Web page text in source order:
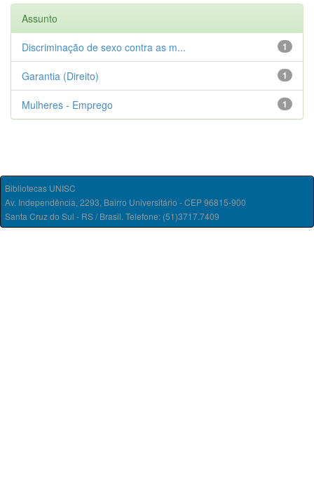
Assunto
1
Discriminação de sexo contra as m...
1
Garantia (Direito)
1
Mulheres - Emprego
Bibliotecas UNISC
Av. Independência, 2293, Bairro Universitário - CEP 96815-900
Santa Cruz do Sul - RS / Brasil. Telefone: (51)3717.7409